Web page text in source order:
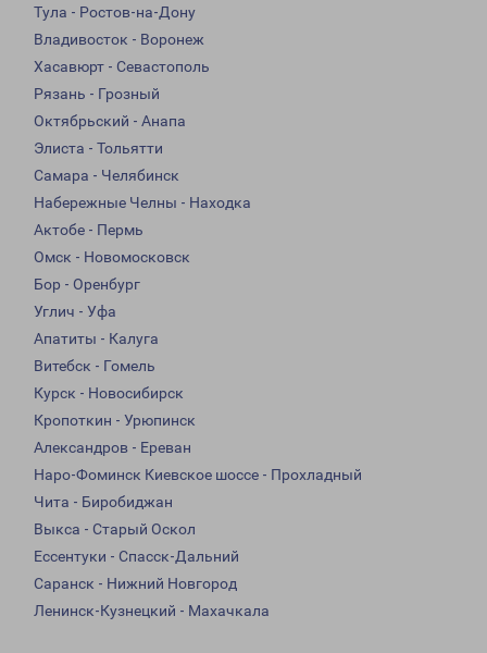
Тула - Ростов-на-Дону
Владивосток - Воронеж
Хасавюрт - Севастополь
Рязань - Грозный
Октябрьский - Анапа
Элиста - Тольятти
Самара - Челябинск
Набережные Челны - Находка
Актобе - Пермь
Омск - Новомосковск
Бор - Оренбург
Углич - Уфа
Апатиты - Калуга
Витебск - Гомель
Курск - Новосибирск
Кропоткин - Урюпинск
Александров - Ереван
Наро-Фоминск Киевское шоссе - Прохладный
Чита - Биробиджан
Выкса - Старый Оскол
Ессентуки - Спасск-Дальний
Саранск - Нижний Новгород
Ленинск-Кузнецкий - Махачкала